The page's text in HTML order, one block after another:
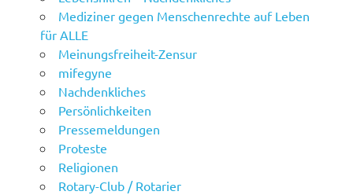
Mediziner gegen Menschenrechte auf Leben
für ALLE
Meinungsfreiheit-Zensur
mifegyne
Nachdenkliches
Persönlichkeiten
Pressemeldungen
Proteste
Religionen
Rotary-Club / Rotarier